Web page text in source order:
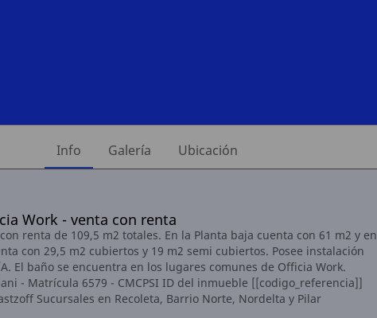
Info Galería Ubicación
Work - venta con renta
renta de 109,5 m2 totales. En la Planta baja cuenta con 61 m2 y en
con 29,5 m2 cubiertos y 19 m2 semi cubiertos. Posee instalación
El baño se encuentra en los lugares comunes de Officia Work.
- Matrícula 6579 - CMCPSI ID del inmueble [[codigo_referencia]]
Sucursales en Recoleta, Barrio Norte, Nordelta y Pilar